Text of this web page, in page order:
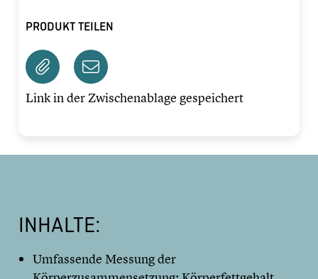
PRODUKT TEILEN
Link in der Zwischenablage gespeichert
INHALTE:
Umfassende Messung der